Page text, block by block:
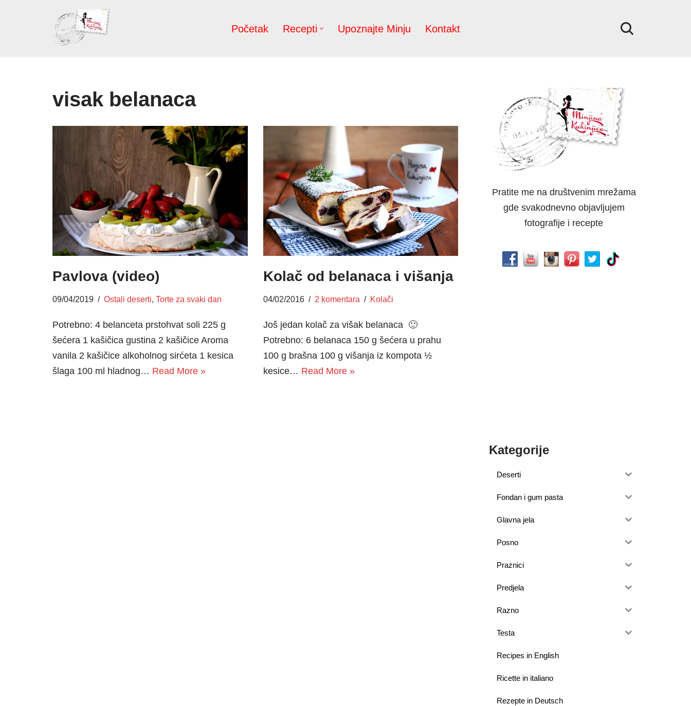
Početak Recepti Upoznajte Minju Kontakt
visak belanaca
Pavlova (video)
09/04/2019 Ostali deserti, Torte za svaki dan
Potrebno: 4 belanceta prstohvat soli 225 g
šećera 1 kašičica gustina 2 kašičice Aroma
vanila 2 kašičice alkoholnog sirćeta 1 kesica
šlaga 100 ml hladnog… Read More »
Kolač od belanaca i višanja
04/02/2016 2 komentara Kolači
Još jedan kolač za višak belanaca 🙂
Potrebno: 6 belanaca 150 g šećera u prahu
100 g brašna 100 g višanja iz kompota ½
kesice… Read More »
Pratite me na društvenim mrežama
gde svakodnevno objavljujem
fotografije i recepte
Kategorije
Deserti
Fondan i gum pasta
Glavna jela
Posno
Praznici
Predjela
Razno
Testa
Recipes in English
Ricette in italiano
Rezepte in Deutsch